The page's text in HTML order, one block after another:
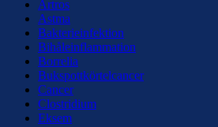
Artros
Astma
Bakterieinfektion
Bihåleinflammation
Borrelia
Bukspottkörtelcancer
Cancer
Clostridium
Eksem